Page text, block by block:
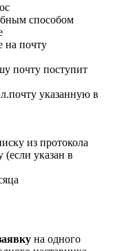
способом
на почту
почту поступит
указанную в
из протокола
указан в
на одного